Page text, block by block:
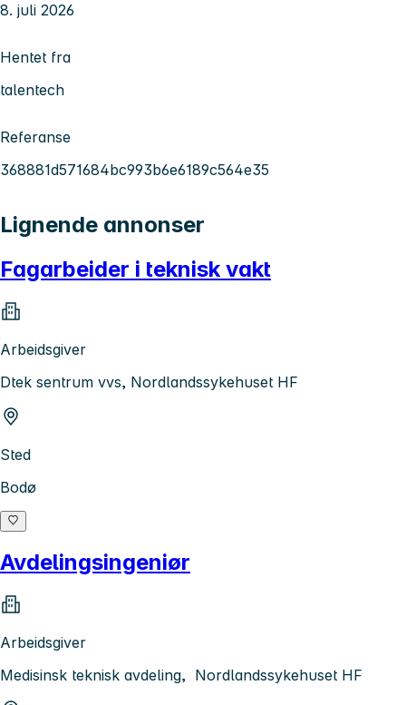
8. juli 2026
Hentet fra
talentech
Referanse
368881d571684bc993b6e6189c564e35
Lignende annonser
Fagarbeider i teknisk vakt
Arbeidsgiver
Dtek sentrum vvs, Nordlandssykehuset HF
Sted
Bodø
Avdelingsingeniør
Arbeidsgiver
Medisinsk teknisk avdeling, Nordlandssykehuset HF